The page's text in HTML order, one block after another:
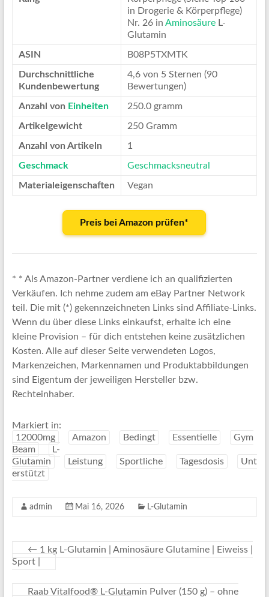
in Drogerie & Körperpflege)
Nr. 26 in AminosäureL-
Glutamin
ASIN B08P5TXMTK
Durchschnittliche
Kundenbewertung
4,6 von 5 Sternen (90
Bewertungen)
Anzahl von Einheiten 250.0 gramm
Artikelgewicht 250 Gramm
Anzahl von Artikeln 1
Geschmack Geschmacksneutral
Materialeigenschaften Vegan
Preis bei Amazon prüfen*
* * Als Amazon-Partner verdiene ich an qualifizierten
Verkäufen. Ich nehme zudem am eBay Partner Network
teil. Die mit (*) gekennzeichneten Links sind Affiliate-Links.
Wenn du über diese Links einkaufst, erhalte ich eine
kleine Provision – für dich entstehen keine zusätzlichen
Kosten. Alle auf dieser Seite verwendeten Logos,
Markenzeichen, Markennamen und Produktabbildungen
sind Eigentum der jeweiligen Hersteller bzw.
Rechteinhaber.
Markiert in:
12000mg
Amazon Bedingt Essentielle
Gym
Beam
L-
Glutamin
Leistung Sportliche Tagesdosis
Unt
erstützt
admin Mai 16, 2026 L-Glutamin
← 1 kg L-Glutamin | Aminosäure Glutamine | Eiweiss |
Sport |
Raab Vitalfood® L-Glutamin Pulver (150 g) – ohne